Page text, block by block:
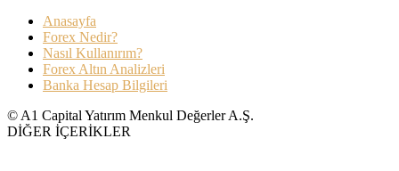
Anasayfa
Forex Nedir?
Nasıl Kullanırım?
Forex Altın Analizleri
Banka Hesap Bilgileri
© A1 Capital Yatırım Menkul Değerler A.Ş.
DİĞER İÇERİKLER